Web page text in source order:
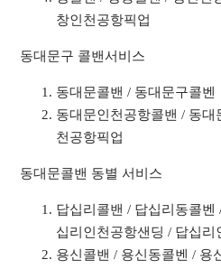
창인천공항픽업
동대문구 콜밴서비스
동대문콜밴 / 동대문구콜벤
동대문인천공항콜밴 / 동대
천공항픽업
동대문콜밴 동별 서비스
답십리콜밴 / 답십리동콜
십리인천공항샌딩 / 답십리
용신콜밴 / 용신동콜벤 / 용